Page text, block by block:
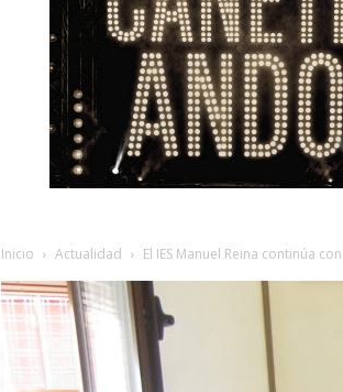
Inicio Actualidad El IES Manuel Reina continúa